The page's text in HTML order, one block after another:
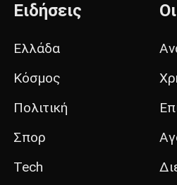
Ειδήσεις
Ελλάδα
Κόσμος
Πολιτική
Σπορ
Tech